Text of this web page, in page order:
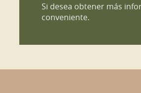
Si desea obtener más
conveniente.